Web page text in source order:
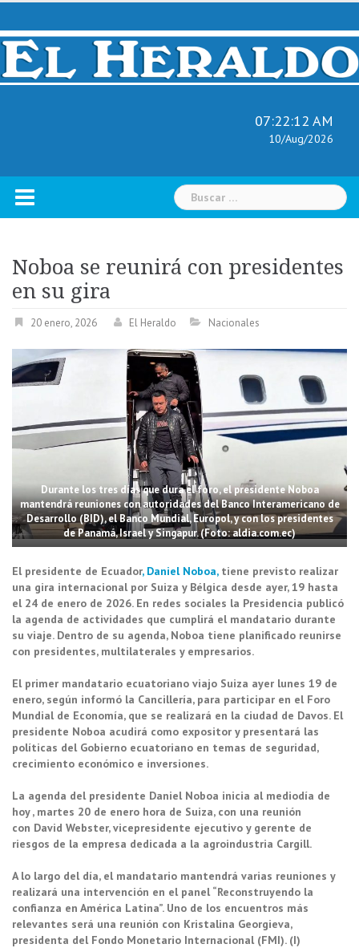
Skip
content
07:22:13 AM
10/Aug/2026
Buscar:
Noboa se reunirá con presidentes
en su gira
20 enero, 2026 El Heraldo Nacionales
Durante los tres días que dura el foro, el presidente Noboa
mantendrá reuniones con autoridades del Banco Interamericano de
Desarrollo (BID), el Banco Mundial, Europol, y con los presidentes
de Panamá, Israel y Singapur. (Foto: aldia.com.ec)
El presidente de Ecuador, Daniel Noboa,tiene previsto realizar
una gira internacional por Suiza y Bélgica desde ayer, 19 hasta
el 24 de enero de 2026. En redes sociales la Presidencia publicó
la agenda de actividades que cumplirá el mandatario durante
su viaje. Dentro de su agenda, Noboa tiene planificado reunirse
con presidentes, multilaterales y empresarios.
El primer mandatario ecuatoriano viajo Suiza ayer lunes 19 de
enero, según informó la Cancillería, para participar en el Foro
Mundial de Economía, que se realizará en la ciudad de Davos. El
presidente Noboa acudirá como expositor y presentará las
políticas del Gobierno ecuatoriano en temas de seguridad,
crecimiento económico e inversiones.
La agenda del presidente Daniel Noboa inicia al mediodía de
hoy , martes 20 de enero hora de Suiza, con una reunión
con David Webster, vicepresidente ejecutivo y gerente de
riesgos de la empresa dedicada a la agroindustria Cargill.
A lo largo del día, el mandatario mantendrá varias reuniones y
realizará una intervención en el panel “Reconstruyendo la
confianza en América Latina”. Uno de los encuentros más
relevantes será una reunión con Kristalina Georgieva,
presidenta del Fondo Monetario Internacional (FMI). (I)